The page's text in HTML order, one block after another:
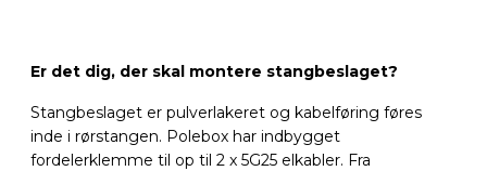
Er det dig, der skal montere stangbeslaget?
Stangbeslaget er pulverlakeret og kabelføring føres
inde i rørstangen. Polebox har indbygget
fordelerklemme til op til 2 x 5G25 elkabler. Fra